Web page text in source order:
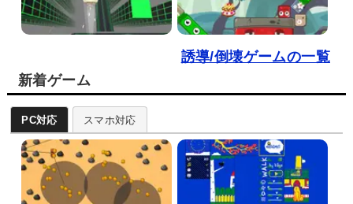
誘導/倒壊ゲームの一覧
新着ゲーム
PC対応 スマホ対応